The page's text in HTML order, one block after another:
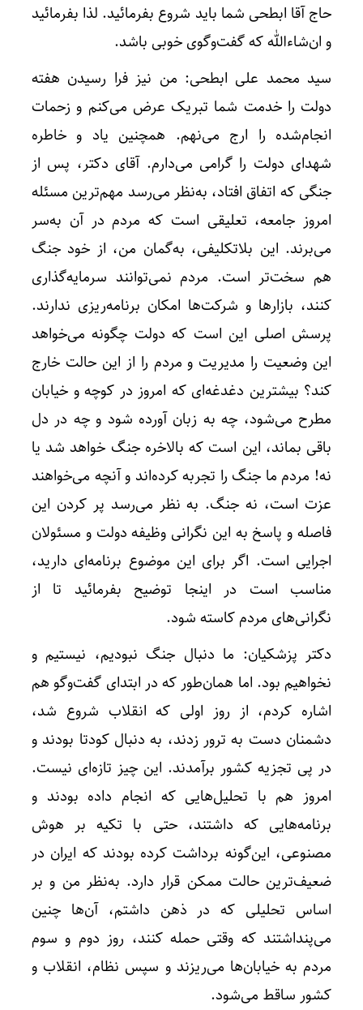
حاج آقا ابطحی شما باید شروع بفرمائید. لذا بفرمائید
و ان‌شاءالله که گفت‌وگوی خوبی باشد.
سید محمد علی ابطحی: من نیز فرا رسیدن هفته
دولت را خدمت شما تبریک عرض می‌کنم و زحمات
انجام‌شده را ارج می‌نهم. همچنین یاد و خاطره
شهدای دولت را گرامی می‌دارم. آقای دکتر، پس از
جنگی که اتفاق افتاد، به‌نظر می‌رسد مهم‌ترین مسئله
امروز جامعه، تعلیقی است که مردم در آن به‌سر
می‌برند. این بلاتکلیفی، به‌گمان من، از خود جنگ
هم سخت‌تر است. مردم نمی‌توانند سرمایه‌گذاری
کنند، بازارها و شرکت‌ها امکان برنامه‌ریزی ندارند.
پرسش اصلی این است که دولت چگونه می‌خواهد
این وضعیت را مدیریت و مردم را از این حالت خارج
کند؟ بیشترین دغدغه‌ای که امروز در کوچه و خیابان
مطرح می‌شود، چه به زبان آورده شود و چه در دل
باقی بماند، این است که بالاخره جنگ خواهد شد یا
نه! مردم ما جنگ را تجربه کرده‌اند و آنچه می‌خواهند
عزت است، نه جنگ. به نظر می‌رسد پر کردن این
فاصله و پاسخ به این نگرانی وظیفه دولت و مسئولان
اجرایی است. اگر برای این موضوع برنامه‌ای دارید،
مناسب است در اینجا توضیح بفرمائید تا از
نگرانی‌های مردم کاسته شود.
دکتر پزشکیان: ما دنبال جنگ نبودیم، نیستیم و
نخواهیم بود. اما همان‌طور که در ابتدای گفت‌وگو هم
اشاره کردم، از روز اولی که انقلاب شروع شد،
دشمنان دست به ترور زدند، به دنبال کودتا بودند و
در پی تجزیه کشور برآمدند. این چیز تازه‌ای نیست.
امروز هم با تحلیل‌هایی که انجام داده بودند و
برنامه‌هایی که داشتند، حتی با تکیه بر هوش
مصنوعی، این‌گونه برداشت کرده بودند که ایران در
ضعیف‌ترین حالت ممکن قرار دارد. به‌نظر من و بر
اساس تحلیلی که در ذهن داشتم، آن‌ها چنین
می‌پنداشتند که وقتی حمله کنند، روز دوم و سوم
مردم به خیابان‌ها می‌ریزند و سپس نظام، انقلاب و
کشور ساقط می‌شود.